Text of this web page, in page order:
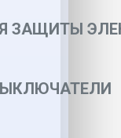
ЗАЩИТЫ